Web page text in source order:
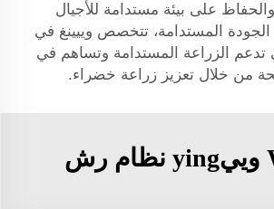
على بيئة مستدامة للأجيال
الجودة المستدامة، تتخصص وييينغ في
تدعم الزراعة المستدامة وتساهم في
من خلال تعزيز زراعة خضراء.
Why choose وييying نظام رش